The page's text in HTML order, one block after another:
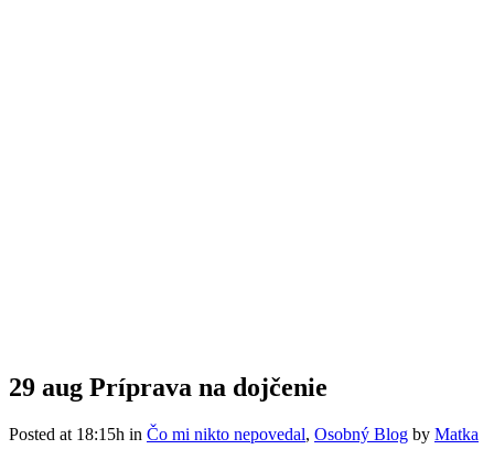
29 aug Príprava na dojčenie
Posted at 18:15h in Čo mi nikto nepovedal, Osobný Blog by Matka